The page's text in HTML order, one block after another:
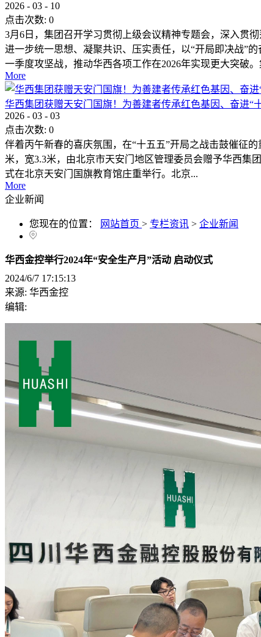
2026 - 03 - 10
点击次数: 0
3月6日，集团召开学习贯彻上级会议精神专题会，深入贯
进一步统一思想、凝聚共识、压实责任，以“开局即决战”
一季度攻坚战，推动华西各项工作在2026年实现更大突破。
More
华西集团获赠天安门国旗！为善建者传承红色基因、奋进“
2026 - 03 - 03
点击次数: 0
伴着丙午新春的喜庆氛围，在“十五五”开局之战击鼓催征
米，宽3.3米，由北京市天安门地区管理委员会赠予华西集
式在北京天安门国旗教育馆庄重举行。北京...
More
企业新闻
您现在的位置： 网站首页 > 专栏资讯 > 企业新闻
华西金控举行2024年“安全生产月”活动 启动仪式
2024/6/7 17:15:13
来源: 华西金控
编辑: